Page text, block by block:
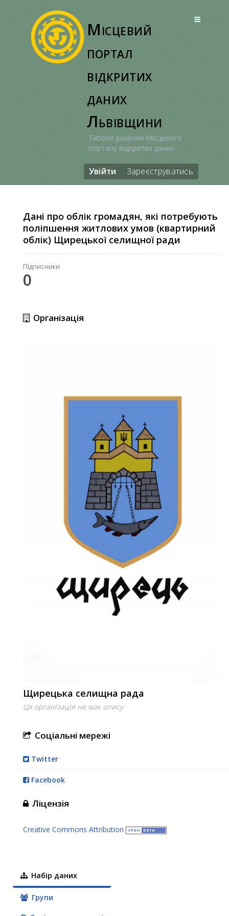
Місцевий
портал
відкритих
даних
Львівщини
Типове рішення Місцевого
порталу відкритих даних
Увійти Зареєструватись
Дані про облік громадян, які потребують
поліпшення житлових умов (квартирний
облік) Щирецької селищної ради
Підписники
0
Організація
Щирецька селищна рада
Ця організація не має опису
Соціальні мережі
Twitter
Facebook
Ліцензія
Creative Commons Attribution
Набір даних
Групи